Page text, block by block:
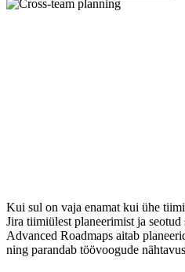
Kui sul on vaja enamat kui ühe
Jira tiimiülest planeerimist ja
Advanced Roadmaps aitab
ning parandab töövoogude